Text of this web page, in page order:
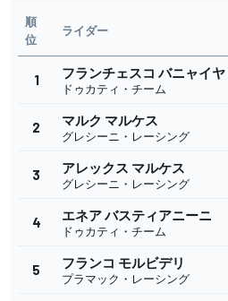
順
位
ライダー
1 フランチェスコ バニャイヤ
ドゥカティ・チーム
2 マルク マルケス
グレシーニ・レーシング
3 アレックス マルケス
グレシーニ・レーシング
4 エネア バスティアニーニ
ドゥカティ・チーム
5 フランコ モルビデリ
プラマック・レーシング